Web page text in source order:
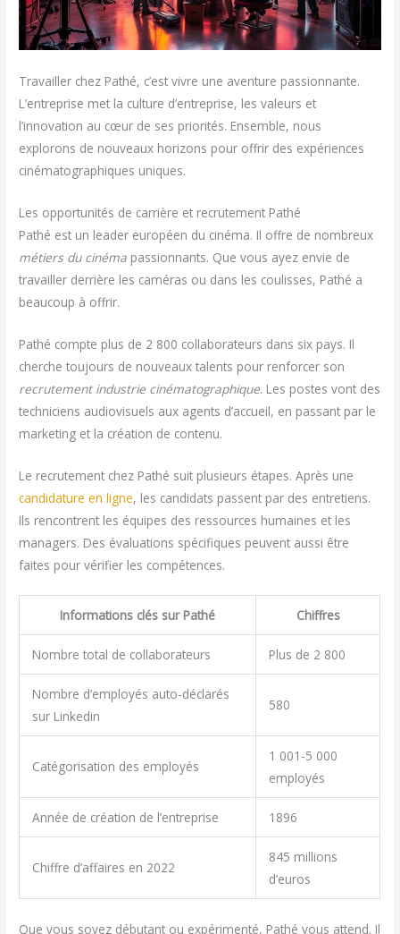
Travailler chez Pathé, c’est vivre une aventure passionnante.
L’entreprise met la culture d’entreprise, les valeurs et
l’innovation au cœur de ses priorités. Ensemble, nous
explorons de nouveaux horizons pour offrir des expériences
cinématographiques uniques.
Les opportunités de carrière et recrutement Pathé
Pathé est un leader européen du cinéma. Il offre de nombreux
métiers du cinéma passionnants. Que vous ayez envie de
travailler derrière les caméras ou dans les coulisses, Pathé a
beaucoup à offrir.
Pathé compte plus de 2 800 collaborateurs dans six pays. Il
cherche toujours de nouveaux talents pour renforcer son
recrutement industrie cinématographique. Les postes vont des
techniciens audiovisuels aux agents d’accueil, en passant par le
marketing et la création de contenu.
Le recrutement chez Pathé suit plusieurs étapes. Après une
candidature en ligne, les candidats passent par des entretiens.
Ils rencontrent les équipes des ressources humaines et les
managers. Des évaluations spécifiques peuvent aussi être
faites pour vérifier les compétences.
Informations clés sur Pathé Chiffres
Nombre total de collaborateurs Plus de 2 800
Nombre d’employés auto-déclarés
sur Linkedin
580
Catégorisation des employés
1 001-5 000
employés
Année de création de l’entreprise 1896
Chiffre d’affaires en 2022
845 millions
d’euros
Que vous soyez débutant ou expérimenté, Pathé vous attend. Il